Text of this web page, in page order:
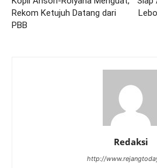
Rekom Ketujuh Datang dari
PBB
Redaksi
http://